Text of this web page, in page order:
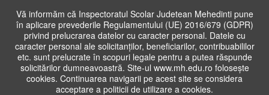
Vă informăm că Inspectoratul Scolar Judetean Mehedinti pune
în aplicare prevederile Regulamentului (UE) 2016/679 (GDPR)
privind prelucrarea datelor cu caracter personal. Datele cu
caracter personal ale solicitanților, beneficiarilor, contribuabililor
etc. sunt prelucrate în scopuri legale pentru a putea răspunde
solicitărilor dumneavoastră. Site-ul www.mh.edu.ro folosește
cookies. Continuarea navigarii pe acest site se considera
acceptare a politicii de utilizare a cookies.
Cauta
in
siteAcasa Cadre Didactice